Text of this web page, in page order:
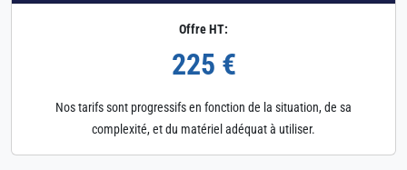
Offre HT:
225 €
Nos tarifs sont progressifs en fonction de la situation, de sa
complexité, et du matériel adéquat à utiliser.